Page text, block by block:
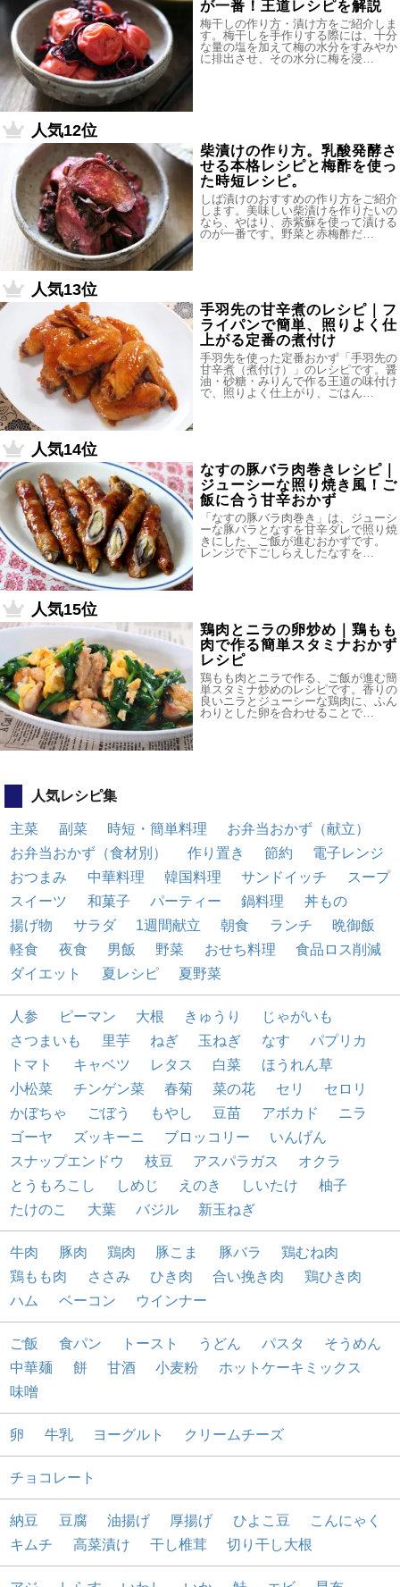
が一番！王道レシピを解説
梅干しの作り方・漬け方をご紹介しま
す。梅干しを手作りする際には、十分
な量の塩を加えて梅の水分をすみやか
に排出させ、その水分に梅を浸…
人気12位
柴漬けの作り方。乳酸発酵さ
せる本格レシピと梅酢を使っ
た時短レシピ。
しば漬けのおすすめの作り方をご紹介
します。美味しい柴漬けを作りたいの
なら、やはり、赤紫蘇を使って漬ける
のが一番です。野菜と赤梅酢だ…
人気13位
手羽先の甘辛煮のレシピ｜フ
ライパンで簡単、照りよく仕
上がる定番の煮付け
手羽先を使った定番おかず「手羽先の
甘辛煮（煮付け）」のレシピです。醤
油・砂糖・みりんで作る王道の味付け
で、照りよく仕上がり、ごはん…
人気14位
なすの豚バラ肉巻きレシピ｜
ジューシーな照り焼き風！ご
飯に合う甘辛おかず
「なすの豚バラ肉巻き」は、ジューシ
ーな豚バラとなすを甘辛ダレで照り焼
きにした、ご飯が進むおかずです。
レンジで下ごしらえしたなすを…
人気15位
鶏肉とニラの卵炒め｜鶏もも
肉で作る簡単スタミナおかず
レシピ
鶏もも肉とニラで作る、ご飯が進む簡
単スタミナ炒めのレシピです。香りの
良いニラとジューシーな鶏肉に、ふん
わりとした卵を合わせることで…
人気レシピ集
主菜 副菜 時短・簡単料理
お弁当おかず（献立）
お弁当おかず（食材別）
作り置き 節約
電子レンジ
おつまみ
中華料理 韓国料理 サンドイッチ
スープ
スイーツ
和菓子 パーティー 鍋料理
丼もの
揚げ物
サラダ 1週間献立 朝食 ランチ
晩御飯
軽食
夜食 男飯 野菜 おせち料理
食品ロス削減
ダイエット
夏レシピ 夏野菜
人参 ピーマン 大根 きゅうり
じゃがいも
さつまいも
里芋 ねぎ 玉ねぎ なす
パプリカ
トマト
キャベツ レタス 白菜
ほうれん草
小松菜
チンゲン菜 春菊 菜の花 セリ
セロリ
かぼちゃ
ごぼう もやし 豆苗 アボカド
ニラ
ゴーヤ
ズッキーニ ブロッコリー
いんげん
スナップエンドウ
枝豆 アスパラガス
オクラ
とうもろこし
しめじ えのき しいたけ
柚子
たけのこ
大葉 バジル 新玉ねぎ
牛肉 豚肉 鶏肉 豚こま 豚バラ
鶏むね肉
鶏もも肉
ささみ ひき肉 合い挽き肉
鶏ひき肉
ハム
ベーコン ウインナー
ご飯 食パン トースト うどん パスタ
そうめん
中華麺
餅 甘酒 小麦粉
ホットケーキミックス
味噌
卵 牛乳 ヨーグルト クリームチーズ
チョコレート
納豆 豆腐 油揚げ 厚揚げ ひよこ豆
こんにゃく
キムチ
高菜漬け 干し椎茸 切り干し大根